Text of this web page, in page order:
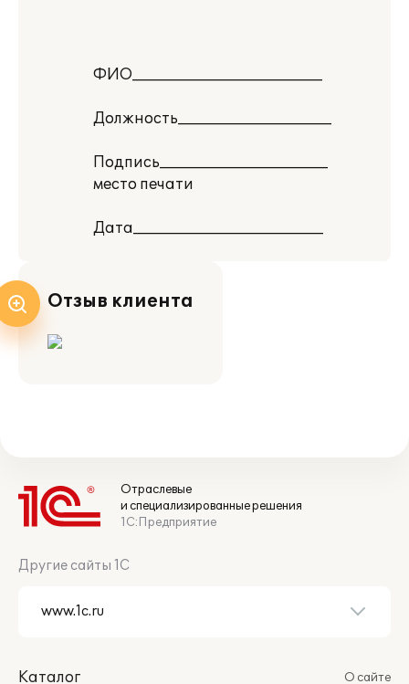
ФИО__________________________
Должность_____________________
Подпись_______________________
место печати
Дата__________________________
Отзыв клиента
Отраслевые
и специализированные решения
1С:Предприятие
Другие сайты 1С
Каталог
О сайте